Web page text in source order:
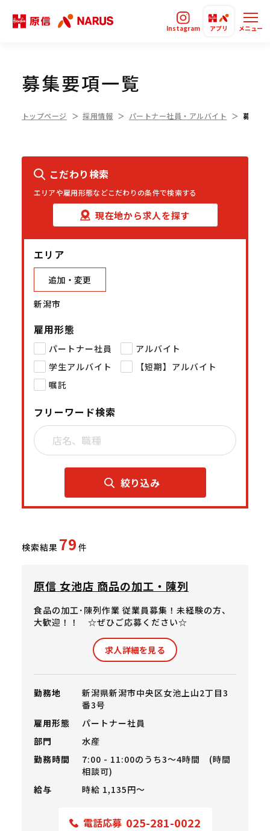
Instagram アプリ メニュー
募集要項一覧
トップページ 採用情報 パートナー社員・アルバイト 募集要
こだわり検索
エリアや雇用形態などこだわりの条件で検索する
現在地から求人を探す
エリア
追加・変更
新潟市
雇用形態
パートナー社員
アルバイト
学生アルバイト
【短期】アルバイト
嘱託
フリーワード検索
絞り込み
検索結果 79 件
原信 女池店 商品の加工・陳列
食品の加工･陳列作業 従業員募集！未経験の方、
大歓迎！！ ☆ぜひご応募ください☆
求人詳細を見る
勤務地
新潟県新潟市中央区女池上山2丁目3
番3号
雇用形態
パートナー社員
部門
水産
勤務時間
7:00 - 11:00のうち3～4時間 (時間
相談可)
給与
時給 1,135円〜
電話応募 025-281-0022